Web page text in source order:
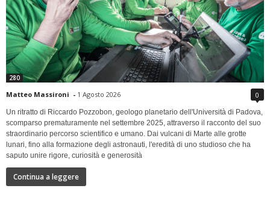
280
Matteo Massironi - 1 Agosto 2026 0
Un ritratto di Riccardo Pozzobon, geologo planetario dell'Università di Padova,
scomparso prematuramente nel settembre 2025, attraverso il racconto del suo
straordinario percorso scientifico e umano. Dai vulcani di Marte alle grotte
lunari, fino alla formazione degli astronauti, l'eredità di uno studioso che ha
saputo unire rigore, curiosità e generosità
Continua a leggere